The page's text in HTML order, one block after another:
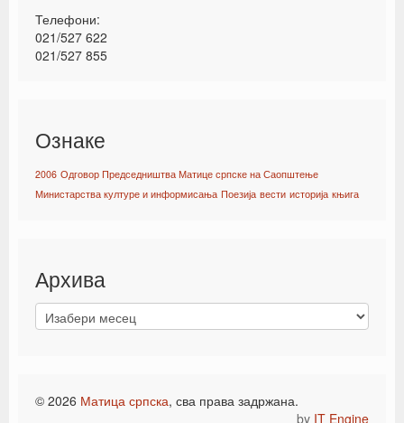
Телефони:
021/527 622
021/527 855
Ознаке
2006 Одговор Председништва Матице српске на Саопштење
Министарства културе и информисања Поезија вести историја књига
Архива
© 2026 Матица српска, сва права задржана.
by IT Engine